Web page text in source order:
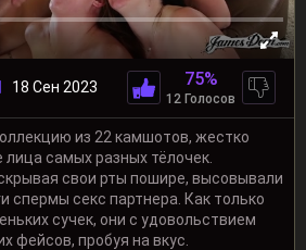
18 Сен 2023 75%
12 Голосов
из 22 камшотов, жестко
самых разных тёлочек.
свои рты пошире, высовывали
спермы секс партнера. Как только
сучек, они с удовольствием
фейсов, пробуя на вкус.